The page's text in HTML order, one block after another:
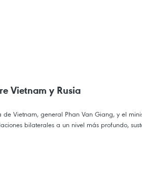
Vietnam y Rusia
Vietnam, general Phan Van Giang, y el
bilaterales a un nivel más profundo,